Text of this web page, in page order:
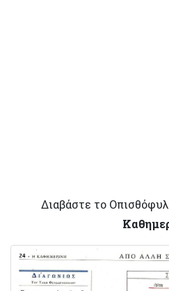
Διαβάστε το